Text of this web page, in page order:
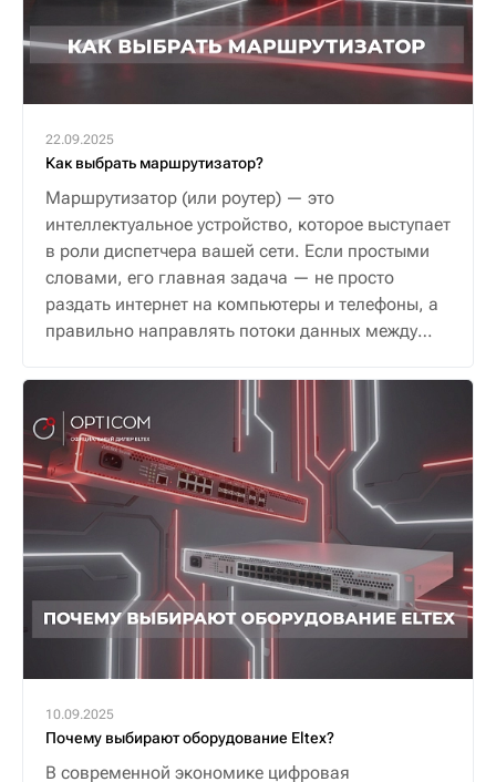
22.09.2025
Как выбрать маршрутизатор?
Маршрутизатор (или роутер) — это
интеллектуальное устройство, которое выступает
в роли диспетчера вашей сети. Если простыми
словами, его главная задача — не просто
раздать интернет на компьютеры и телефоны, а
правильно направлять потоки данных между
и безопасную связь.
10.09.2025
Почему выбирают оборудование Eltex?
В современной экономике цифровая